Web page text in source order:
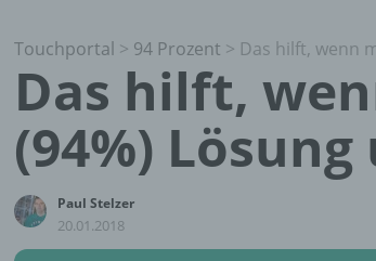
Touchportal > 94 Prozent > Das hilft, wenn
Das hilft,
(94%)
Paul Stelzer
20.01.2018